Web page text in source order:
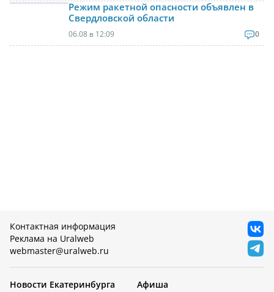
Режим ракетной опасности объявлен в
Свердловской области
06.08 в 12:09 0
Контактная информация
Реклама на Uralweb
webmaster@uralweb.ru
Новости Екатеринбурга
Афиша